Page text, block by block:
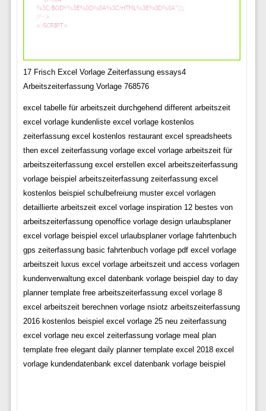
17 Frisch Excel Vorlage Zeiterfassung essays4
Arbeitszeiterfassung Vorlage 768576
excel tabelle für arbeitszeit durchgehend different arbeitszeit
excel vorlage kundenliste excel vorlage kostenlos
zeiterfassung excel kostenlos restaurant excel spreadsheets
then excel zeiterfassung vorlage excel vorlage arbeitszeit für
arbeitszeiterfassung excel erstellen excel arbeitszeiterfassung
vorlage beispiel arbeitszeiterfassung zeiterfassung excel
kostenlos beispiel schulbefreiung muster excel vorlagen
detaillierte arbeitszeit excel vorlage inspiration 12 bestes von
arbeitszeiterfassung openoffice vorlage design urlaubsplaner
excel vorlage beispiel excel urlaubsplaner vorlage fahrtenbuch
gps zeiterfassung basic fahrtenbuch vorlage pdf excel vorlage
arbeitszeit luxus excel vorlage arbeitszeit und access vorlagen
kundenverwaltung excel datenbank vorlage beispiel day to day
planner template free arbeitszeiterfassung excel vorlage 8
excel arbeitszeit berechnen vorlage nsiotz arbeitszeiterfassung
2016 kostenlos beispiel excel vorlage 25 neu zeiterfassung
excel vorlage neu excel zeiterfassung vorlage meal plan
template free elegant daily planner template excel 2018 excel
vorlage kundendatenbank excel datenbank vorlage beispiel